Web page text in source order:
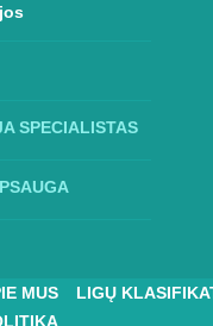
SPECIALISTAS
MUS LIGŲ